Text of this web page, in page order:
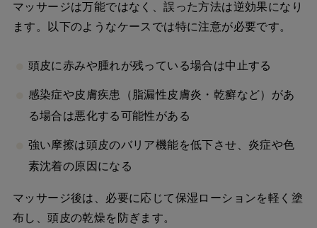
マッサージは万能ではなく、誤った方法は逆効果になり
ます。以下のようなケースでは特に注意が必要です。
頭皮に赤みや腫れが残っている場合は中止する
感染症や皮膚疾患（脂漏性皮膚炎・乾癬など）があ
る場合は悪化する可能性がある
強い摩擦は頭皮のバリア機能を低下させ、炎症や色
素沈着の原因になる
マッサージ後は、必要に応じて保湿ローションを軽く塗
布し、頭皮の乾燥を防ぎます。